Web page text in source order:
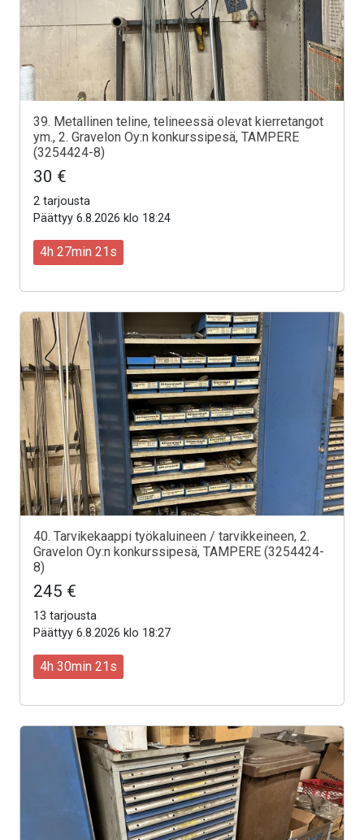
39. Metallinen teline, telineessä olevat kierretangot
ym., 2. Gravelon Oy:n konkurssipesä, TAMPERE
(3254424-8)
30 €
2 tarjousta
Päättyy 6.8.2026 klo 18:24
4h 27min 19s
40. Tarvikekaappi työkaluineen / tarvikkeineen, 2.
Gravelon Oy:n konkurssipesä, TAMPERE (3254424-
8)
245 €
13 tarjousta
Päättyy 6.8.2026 klo 18:27
4h 30min 19s